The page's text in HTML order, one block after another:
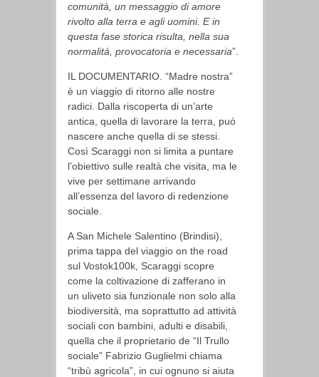
comunità, un messaggio di amore
rivolto alla terra e agli uomini. E in
questa fase storica risulta, nella sua
normalità, provocatoria e necessaria”.
IL DOCUMENTARIO. “Madre nostra”
è un viaggio di ritorno alle nostre
radici. Dalla riscoperta di un’arte
antica, quella di lavorare la terra, può
nascere anche quella di se stessi.
Così Scaraggi non si limita a puntare
l’obiettivo sulle realtà che visita, ma le
vive per settimane arrivando
all’essenza del lavoro di redenzione
sociale.
A San Michele Salentino (Brindisi),
prima tappa del viaggio on the road
sul Vostok100k, Scaraggi scopre
come la coltivazione di zafferano in
un uliveto sia funzionale non solo alla
biodiversità, ma soprattutto ad attività
sociali con bambini, adulti e disabili,
quella che il proprietario de “Il Trullo
sociale” Fabrizio Guglielmi chiama
“tribù agricola”, in cui ognuno si aiuta